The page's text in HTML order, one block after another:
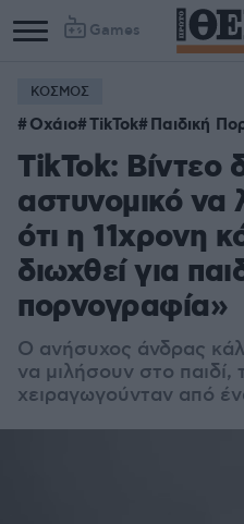
Games
ΚΟΣΜΟΣ
Οχάιο TikTok Παιδική
TikTok: Βίντεο
αστυνομικό να
ότι η 11χρονη
διωχθεί για
πορνογραφία»
Ο ανήσυχος άνδρας
να μιλήσουν στο παιδί,
χειραγωγούνταν από